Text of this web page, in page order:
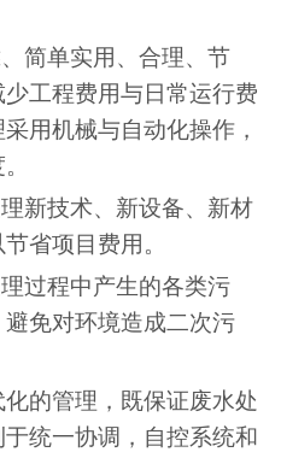
简单实用、合理、节
工程费用与日常运行费
用机械与自动化操作，
新技术、新设备、新材
省项目费用。
过程中产生的各类污
免对环境造成二次污
的管理，既保证废水处
统一协调，自控系统和